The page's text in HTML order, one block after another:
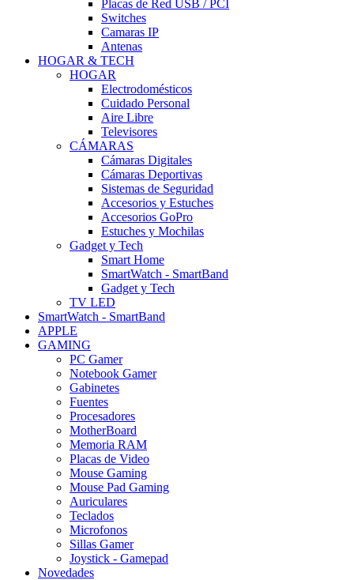
Placas de Red USB / PCI
Switches
Camaras IP
Antenas
HOGAR & TECH
HOGAR
Electrodomésticos
Cuidado Personal
Aire Libre
Televisores
CÁMARAS
Cámaras Digitales
Cámaras Deportivas
Sistemas de Seguridad
Accesorios y Estuches
Accesorios GoPro
Estuches y Mochilas
Gadget y Tech
Smart Home
SmartWatch - SmartBand
Gadget y Tech
TV LED
SmartWatch - SmartBand
APPLE
GAMING
PC Gamer
Notebook Gamer
Gabinetes
Fuentes
Procesadores
MotherBoard
Memoria RAM
Placas de Video
Mouse Gaming
Mouse Pad Gaming
Auriculares
Teclados
Microfonos
Sillas Gamer
Joystick - Gamepad
Novedades